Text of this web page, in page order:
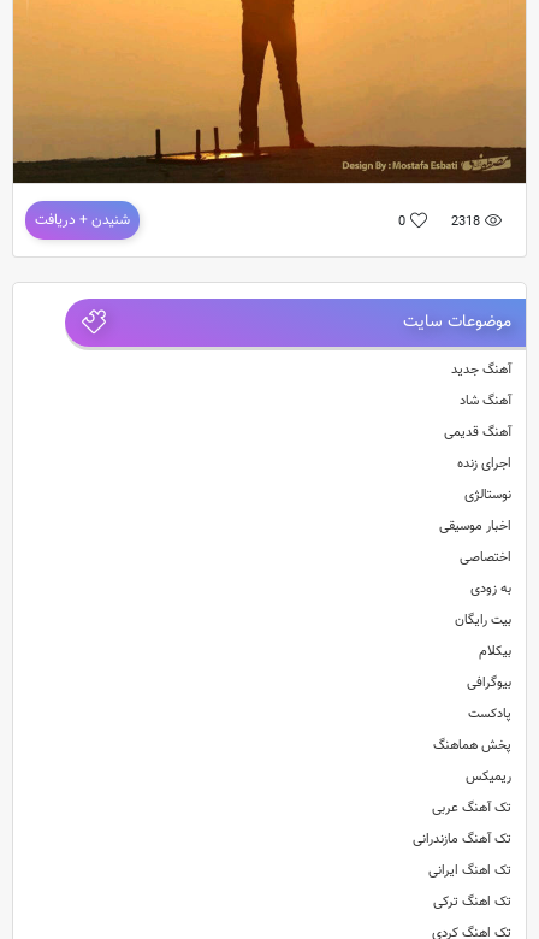
ترانه : یاشا مقدم / آهنگ و تنظسیم : امیر
2318
0 شنیدن + دریافت
موضوعات سایت
آهنگ جدید
آهنگ شاد
آهنگ قدیمی
اجرای زنده
نوستالژی
اخبار موسیقی
اختصاصی
به زودی
بیت رایگان
بیکلام
بیوگرافی
پادکست
پخش هماهنگ
ریمیکس
تک آهنگ عربی
تک آهنگ مازندرانی
تک اهنگ ایرانی
تک اهنگ ترکی
تک اهنگ کردی